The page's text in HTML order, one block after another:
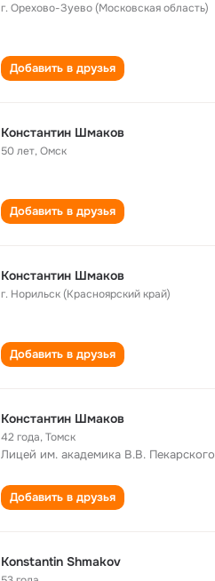
г. Орехово-Зуево (Московская область)
Добавить в друзья
Константин Шмаков
50 лет,Омск
Добавить в друзья
Константин Шмаков
г. Норильск (Красноярский край)
Добавить в друзья
Константин Шмаков
42 года,Томск
Лицей им. академика В.В. Пекарского
Добавить в друзья
Konstantin Shmakov